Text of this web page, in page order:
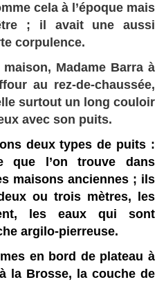
cela à l’époque mais
; il avait une aussi
corpulence.
Madame Barra à
au rez-de-chaussée,
surtout un long couloir
avec son puits.
deux types de puits :
que l’on trouve dans
maisons anciennes ; ils
ou trois mètres, les
les eaux qui sont
argilo-pierreuse.
en bord de plateau à
la Brosse, la couche de